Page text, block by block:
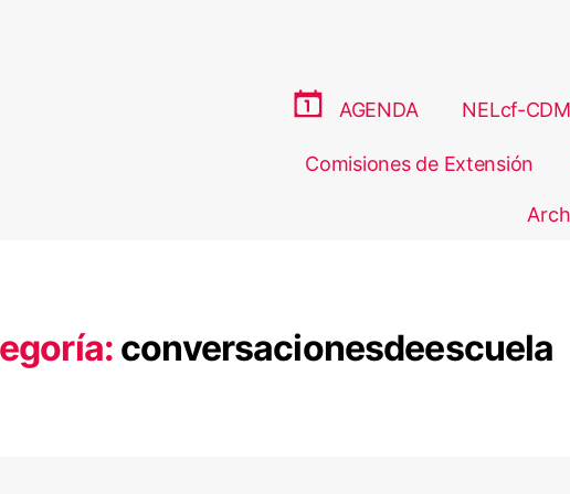
AGENDA NELcf-
Comisiones de Extensión
conversacionesdeescuela